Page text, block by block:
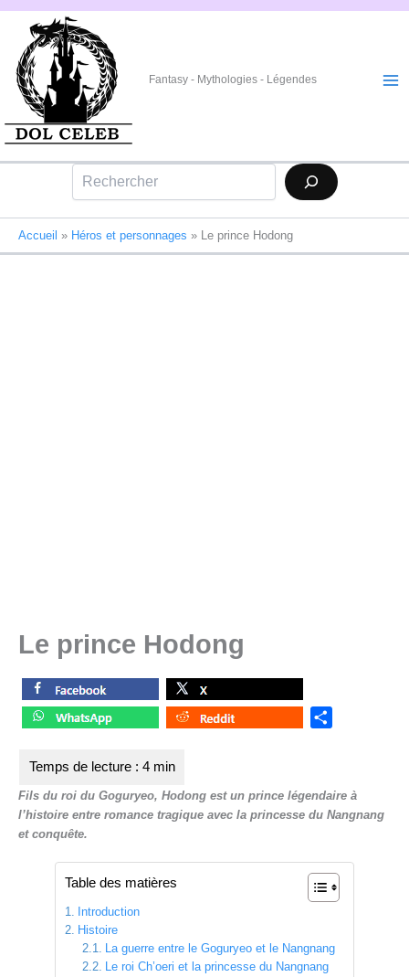
Aller
contenu
Fantasy - Mythologies - Légendes
Rechercher
Accueil » Héros et personnages » Le prince Hodong
Le prince Hodong
e
Fils du roi du Goguryeo, Hodong est un prince légendaire à
l’histoire entre romance tragique avec la princesse du Nangnang
et conquête.
Table des matières
Introduction
Histoire
La guerre entre le Goguryeo et le Nangnang
Le roi Ch’oeri et la princesse du Nangnang